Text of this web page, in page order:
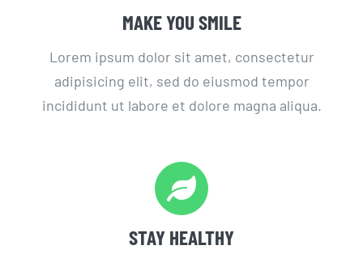
MAKE YOU SMILE
Lorem ipsum dolor sit amet, consectetur
adipisicing elit, sed do eiusmod tempor
incididunt ut labore et dolore magna aliqua.
STAY HEALTHY